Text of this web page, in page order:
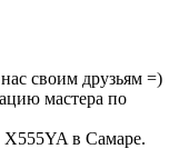
нас своим друзьям =)
мастера по
X555YA в Самаре.